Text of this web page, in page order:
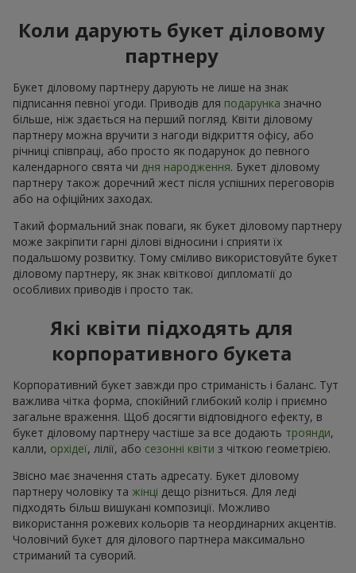
Коли дарують букет діловому
партнеру
Букет діловому партнеру дарують не лише на знак
підписання певної угоди. Приводів для подарунка значно
більше, ніж здається на перший погляд. Квіти діловому
партнеру можна вручити з нагоди відкриття офісу, або
річниці співпраці, або просто як подарунок до певного
календарного свята чи дня народження. Букет діловому
партнеру також доречний жест після успішних переговорів
або на офіційних заходах.
Такий формальний знак поваги, як букет діловому партнеру
може закріпити гарні ділові відносини і сприяти їх
подальшому розвитку. Тому сміливо використовуйте букет
діловому партнеру, як знак квіткової дипломатії до
особливих приводів і просто так.
Які квіти підходять для
корпоративного букета
Корпоративний букет завжди про стриманість і баланс. Тут
важлива чітка форма, спокійний глибокий колір і приємно
загальне враження. Щоб досягти відповідного ефекту, в
букет діловому партнеру частіше за все додають троянди,
калли, орхідеї, лілії, або сезонні квіти з чіткою геометрією.
Звісно має значення стать адресату. Букет діловому
партнеру чоловіку та жінці дещо різниться. Для леді
підходять більш вишукані композиції. Можливо
використання рожевих кольорів та неординарних акцентів.
Чоловічий букет для ділового партнера максимально
стриманий та суворий.